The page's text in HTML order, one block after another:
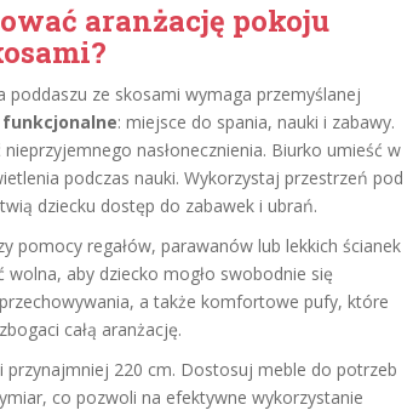
aranżację pokoju
poddaszu ze skosami wymaga przemyślanej
: miejsce do spania, nauki i zabawy.
nasłonecznienia. Biurko umieść w
podczas nauki. Wykorzystaj przestrzeń pod
dziecku dostęp do zabawek i ubrań.
pomocy regałów, parawanów lub lekkich ścianek
wolna, aby dziecko mogło swobodnie się
a także komfortowe pufy, które
całą aranżację.
220 cm. Dostosuj meble do potrzeb
co pozwoli na efektywne wykorzystanie